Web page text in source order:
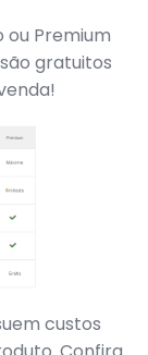
ou Premium
gratuitos
custos